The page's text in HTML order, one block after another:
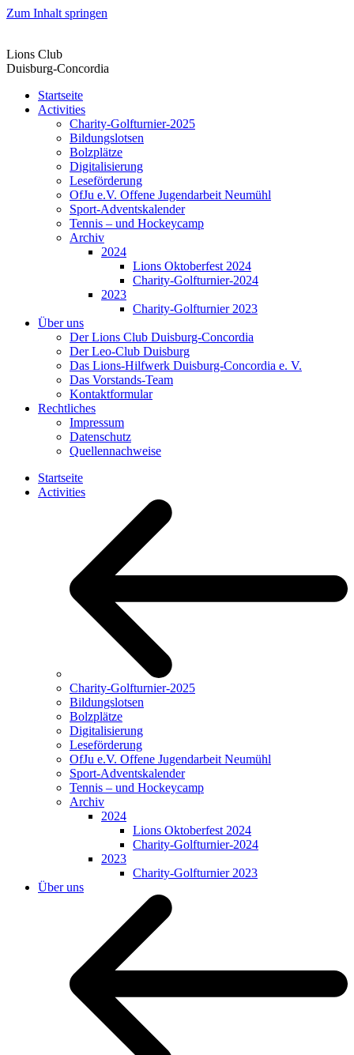
Zum Inhalt springen
Lions Club
Duisburg-Concordia
Startseite
Activities
Charity-Golfturnier-2025
Bildungslotsen
Bolzplätze
Digitalisierung
Leseförderung
OfJu e.V. Offene Jugendarbeit Neumühl
Sport-Adventskalender
Tennis – und Hockeycamp
Archiv
2024
Lions Oktoberfest 2024
Charity-Golfturnier-2024
2023
Charity-Golfturnier 2023
Über uns
Der Lions Club Duisburg-Concordia
Der Leo-Club Duisburg
Das Lions-Hilfwerk Duisburg-Concordia e. V.
Das Vorstands-Team
Kontaktformular
Rechtliches
Impressum
Datenschutz
Quellennachweise
Startseite
Activities
Charity-Golfturnier-2025
Bildungslotsen
Bolzplätze
Digitalisierung
Leseförderung
OfJu e.V. Offene Jugendarbeit Neumühl
Sport-Adventskalender
Tennis – und Hockeycamp
Archiv
2024
Lions Oktoberfest 2024
Charity-Golfturnier-2024
2023
Charity-Golfturnier 2023
Über uns